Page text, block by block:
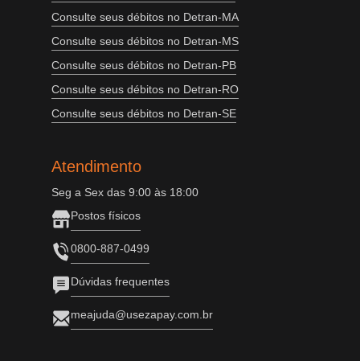
Consulte seus débitos no Detran-MA
Consulte seus débitos no Detran-MS
Consulte seus débitos no Detran-PB
Consulte seus débitos no Detran-RO
Consulte seus débitos no Detran-SE
Atendimento
Seg a Sex das 9:00 às 18:00
Postos físicos
0800-887-0499
Dúvidas frequentes
meajuda@usezapay.com.br